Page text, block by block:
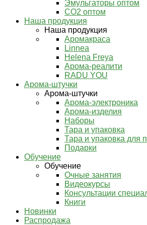
Эмульгаторы оптом
СО2 оптом
Наша продукция
Наша продукция
Аромакраса
Linnea
Helena Freya
Арома-реалити
RADU YOU
Арома-штучки
Арома-штучки
Арома-электроника
Арома-изделия
Наборы
Тара и упаковка
Тара и упаковка для
Подарки
Обучение
Обучение
Очные занятия
Видеокурсы
Консультации
Книги
Новинки
Распродажа